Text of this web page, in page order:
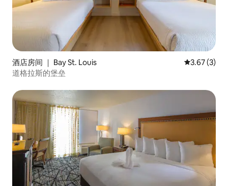
酒店房间 ｜ Bay St. Louis 平均评分
3.67 (3)
道格拉斯的堡垒